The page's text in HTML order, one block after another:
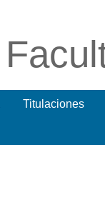
Titulaciones